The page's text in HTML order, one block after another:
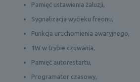
Pamięć ustawienia żaluzji,
Sygnalizacja wycieku freonu,
Funkcja uruchomienia awaryjnego,
1W w trybie czuwania,
Pamięć autorestartu,
Programator czasowy,